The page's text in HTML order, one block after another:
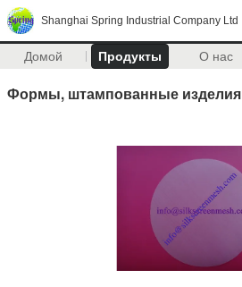
Shanghai Spring Industrial Company Ltd
Домой Продукты О нас
Формы, штампованные изделия